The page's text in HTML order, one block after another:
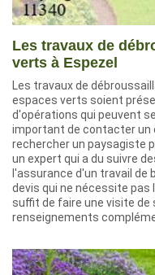
Les travaux de
verts à Espezel
Les travaux de
espaces verts soient
d'opérations qui peuvent
important de contacter un
rechercher un paysagiste
un expert qui a du suivre
l'assurance d'un travail de
devis qui ne nécessite pas
suffit de faire une visite de
renseignements